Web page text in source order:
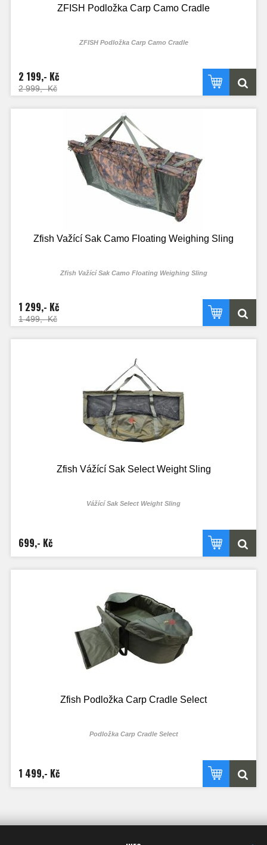
ZFISH Podložka Carp Camo Cradle
ZFISH Podložka Carp Camo Cradle
2 199,- Kč
2 999,- Kč
Zfish Važící Sak Camo Floating Weighing Sling
Zfish Važící Sak Camo Floating Weighing Sling
1 299,- Kč
1 499,- Kč
Zfish Vážící Sak Select Weight Sling
Vážící Sak Select Weight Sling
699,- Kč
Zfish Podložka Carp Cradle Select
Podložka Carp Cradle Select
1 499,- Kč